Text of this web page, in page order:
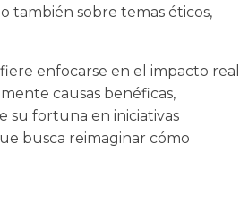
también sobre temas éticos,
enfocarse en el impacto real
causas benéficas,
su fortuna en iniciativas
busca reimaginar cómo